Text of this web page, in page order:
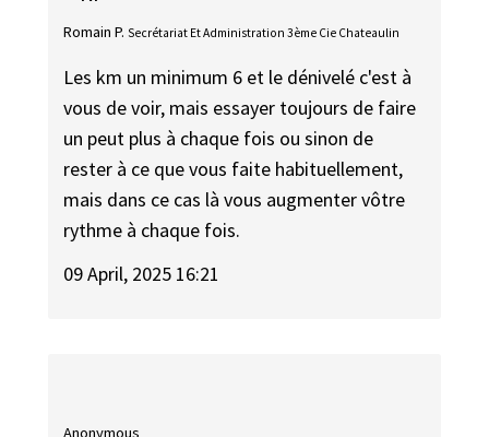
Romain P. Secrétariat Et Administration 3ème Cie Chateaulin
Les km un minimum 6 et le dénivelé c'est à
vous de voir, mais essayer toujours de faire
un peut plus à chaque fois ou sinon de
rester à ce que vous faite habituellement,
mais dans ce cas là vous augmenter vôtre
rythme à chaque fois.
09 April, 2025 16:21
Anonymous